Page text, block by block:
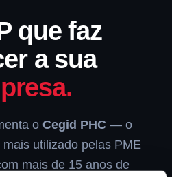
que faz
a sua
o Cegid PHC — o
utilizado pelas PME
mais de 15 anos de